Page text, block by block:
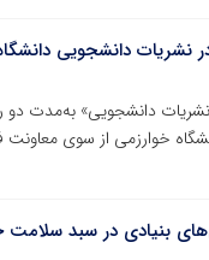
نشریات دانشجویی
خوارزمی از سوی معاونت
بنیادی در سبد سلامت